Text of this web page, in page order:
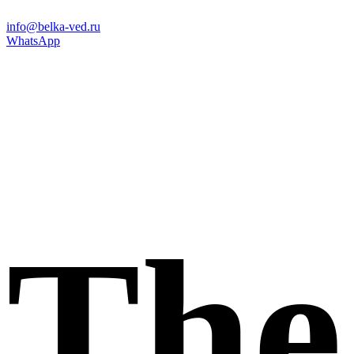
info@belka-ved.ru
WhatsApp